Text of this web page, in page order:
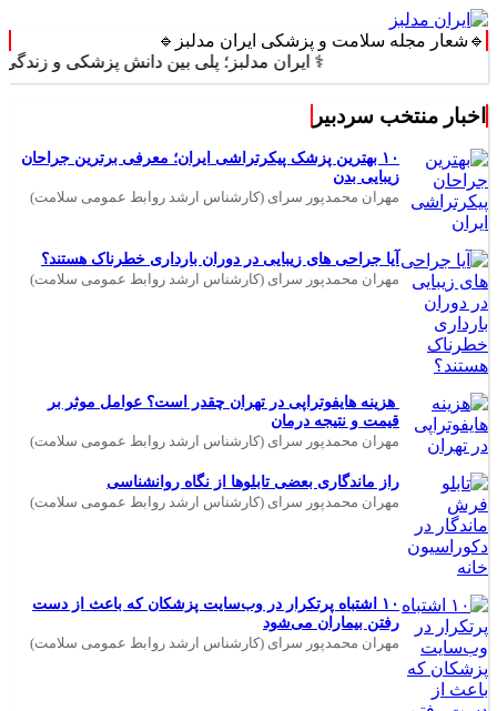
🔹شعار مجله سلامت و پزشکی ایران مدلبز🔹
⚕️ ایران مدلبز؛ پلی بین دانش پزشکی و زندگی
اخبار منتخب سردبیر
۱۰ بهترین پزشک پیکرتراشی ایران؛ معرفی برترین جراحان
زیبایی بدن
مهران محمدپور سرای (کارشناس ارشد روابط عمومی سلامت)
آیا جراحی های زیبایی در دوران بارداری خطرناک هستند؟
مهران محمدپور سرای (کارشناس ارشد روابط عمومی سلامت)
هزینه هایفوتراپی در تهران چقدر است؟ عوامل موثر بر
قیمت و نتیجه درمان
مهران محمدپور سرای (کارشناس ارشد روابط عمومی سلامت)
راز ماندگاری بعضی تابلوها از نگاه روانشناسی
مهران محمدپور سرای (کارشناس ارشد روابط عمومی سلامت)
۱۰ اشتباه پرتکرار در وب‌سایت پزشکان که باعث از دست
رفتن بیماران می‌شود
مهران محمدپور سرای (کارشناس ارشد روابط عمومی سلامت)